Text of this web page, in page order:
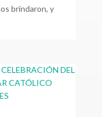
brindaron, y